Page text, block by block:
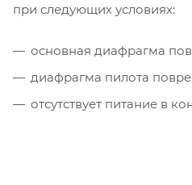
при следующих условиях:
основная диафрагма
диафрагма пилота
отсутствует питание в